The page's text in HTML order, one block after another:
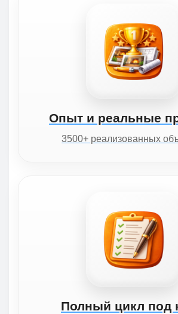
Опыт и реальные
3500+ реализованных
Полный цикл под